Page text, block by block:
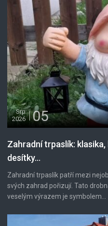
Srp
2026
05
Zahradní trpaslík:
desítky...
Zahradní trpaslík patří mezi
svých zahrad pořizují. Tato
veselým výrazem je symbolem...